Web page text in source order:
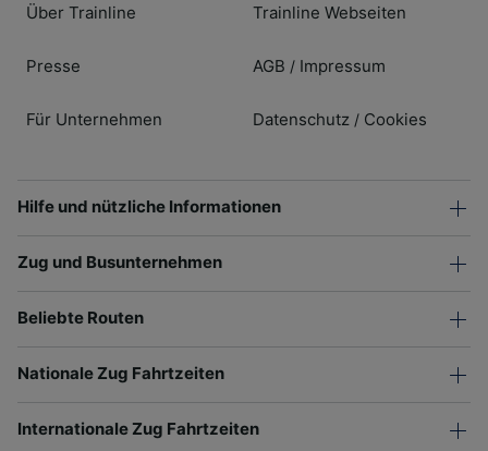
Über Trainline
Presse
Für Unternehmen
Trainline Webseiten
AGB / Impressum
Datenschutz / Cookies
Hilfe und nützliche Informationen
Zug und Busunternehmen
Beliebte Routen
Nationale Zug Fahrtzeiten
Internationale Zug Fahrtzeiten